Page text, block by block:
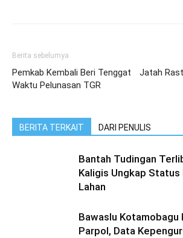
Berita sebelumya
Pemkab Kembali Beri Tenggat
Waktu Pelunasan TGR
Jatah
BERITA TERKAIT DARI PENULIS
Bantah Tudingan
Kaligis Ungkap Status
Lahan
Bawaslu Kotamobagu
Parpol, Data